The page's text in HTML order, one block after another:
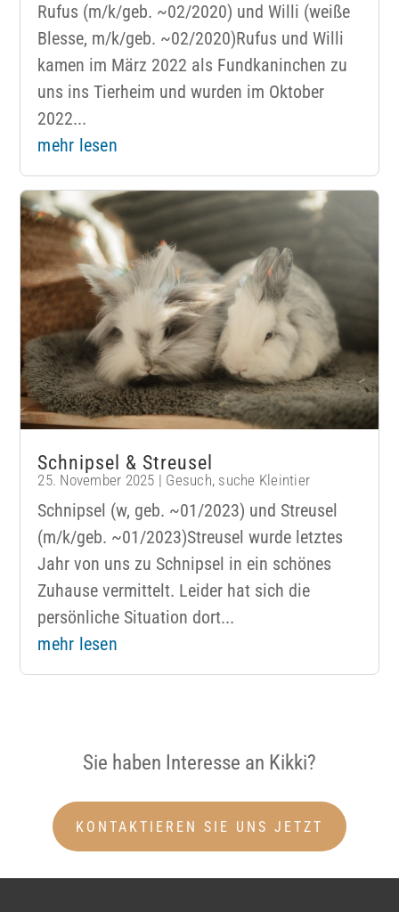
Rufus (m/k/geb. ~02/2020) und Willi (weiße
Blesse, m/k/geb. ~02/2020)Rufus und Willi
kamen im März 2022 als Fundkaninchen zu
uns ins Tierheim und wurden im Oktober
2022...
mehr lesen
Schnipsel & Streusel
25. November 2025 | Gesuch, suche Kleintier
Schnipsel (w, geb. ~01/2023) und Streusel
(m/k/geb. ~01/2023)Streusel wurde letztes
Jahr von uns zu Schnipsel in ein schönes
Zuhause vermittelt. Leider hat sich die
persönliche Situation dort...
mehr lesen
Sie haben Interesse an Kikki?
KONTAKTIEREN SIE UNS JETZT